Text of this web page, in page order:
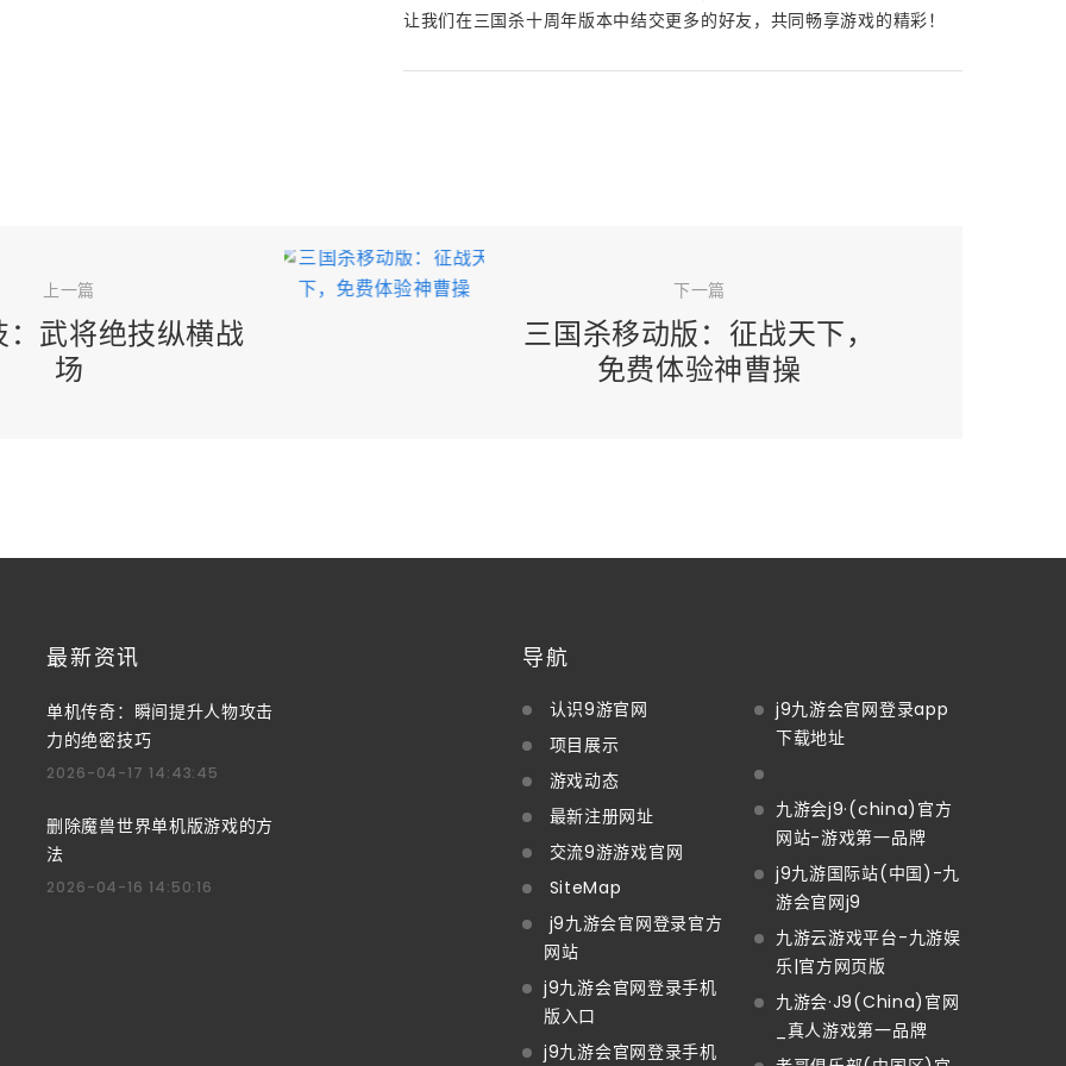
让我们在三国杀十周年版本中结交更多的好友，共同畅享游戏的精彩！
上一篇
：武将绝技纵横战
场
下一篇
三国杀移动版：征战天下，
免费体验神曹操
最新资讯
单机传奇：瞬间提升人物攻击
力的绝密技巧
2026-04-17 14:43:45
删除魔兽世界单机版游戏的方
法
2026-04-16 14:50:16
导航
认识9游官网
项目展示
游戏动态
最新注册网址
交流9游游戏官网
SiteMap
j9九游会官网登录官方
网站
j9九游会官网登录手机
版入口
j9九游会官网登录手机
j9九游会官网登录app
下载地址
九游会j9·(china)官方
网站-游戏第一品牌
j9九游国际站(中国)-九
游会官网j9
九游云游戏平台-九游娱
乐|官方网页版
九游会·J9(China)官网
_真人游戏第一品牌